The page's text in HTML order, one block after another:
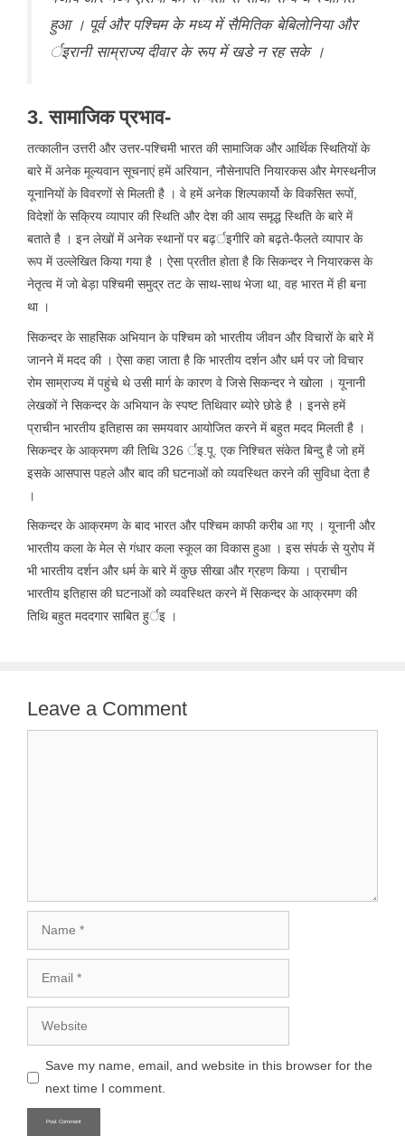
हुआ । पूर्व और पश्चिम के मध्य में सैमितिक बेबिलोनिया और
र्इरानी साम्राज्य दीवार के रूप में खडे न रह सके ।
3. सामाजिक प्रभाव-
तत्कालीन उत्तरी और उत्तर-पश्चिमी भारत की सामाजिक और आर्थिक स्थितियों के
बारे में अनेक मूल्यवान सूचनाएं हमें अरियान, नौसेनापति नियारकस और मेगस्थनीज
यूनानियों के विवरणों से मिलती है । वे हमें अनेक शिल्पकार्यो के विकसित रूपों,
विदेशों के सक्रिय व्यापार की स्थिति और देश की आय समृद्ध स्थिति के बारे में
बताते है । इन लेखों में अनेक स्थानों पर बढ़र्इगीरि को बढ़ते-फैलते व्यापार के
रूप में उल्लेखित किया गया है । ऐसा प्रतीत होता है कि सिकन्दर ने नियारकस के
नेतृत्व में जो बेड़ा पश्चिमी समुद्र तट के साथ-साथ भेजा था, वह भारत में ही बना
था ।
सिकन्दर के साहसिक अभियान के पश्चिम को भारतीय जीवन और विचारों के बारे में
जानने में मदद की । ऐसा कहा जाता है कि भारतीय दर्शन और धर्म पर जो विचार
रोम साम्राज्य में पहुंचे थे उसी मार्ग के कारण वे जिसे सिकन्दर ने खोला । यूनानी
लेखकों ने सिकन्दर के अभियान के स्पष्ट तिथिवार ब्योरे छोडे है । इनसे हमें
प्राचीन भारतीय इतिहास का समयवार आयोजित करने में बहुत मदद मिलती है ।
सिकन्दर के आक्रमण की तिथि 326 र्इ.पू. एक निश्चित संकेत बिन्दु है जो हमें
इसके आसपास पहले और बाद की घटनाओं को व्यवस्थित करने की सुविधा देता है
।
सिकन्दर के आक्रमण के बाद भारत और पश्चिम काफी करीब आ गए । यूनानी और
भारतीय कला के मेल से गंधार कला स्कूल का विकास हुआ । इस संपर्क से युरोप में
भी भारतीय दर्शन और धर्म के बारे में कुछ सीखा और ग्रहण किया । प्राचीन
भारतीय इतिहास की घटनाओं को व्यवस्थित करने में सिकन्दर के आक्रमण की
तिथि बहुत मददगार साबित हुर्इ ।
Leave a Comment
Save my name, email, and website in this browser for the
next time I comment.